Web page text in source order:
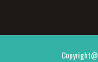
Copyright@